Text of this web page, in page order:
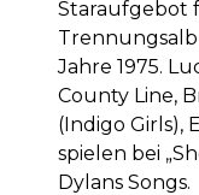
Staraufgebot
Jahre 1975.
County Line,
(Indigo Girls),
spielen bei
Dylans Songs.